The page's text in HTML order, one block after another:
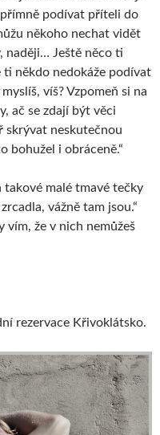
podívat příteli do
někoho nechat vidět
naději… Ještě něco ti
ti někdo nedokáže podívat
víš? Vzpomeň si na
ač se zdají být věci
skrývat neskutečnou
bohužel i obráceně.“
takové malé tmavé tečky
vážně tam jsou.“
vím, že v nich nemůžeš
rezervace Křivoklátsko.